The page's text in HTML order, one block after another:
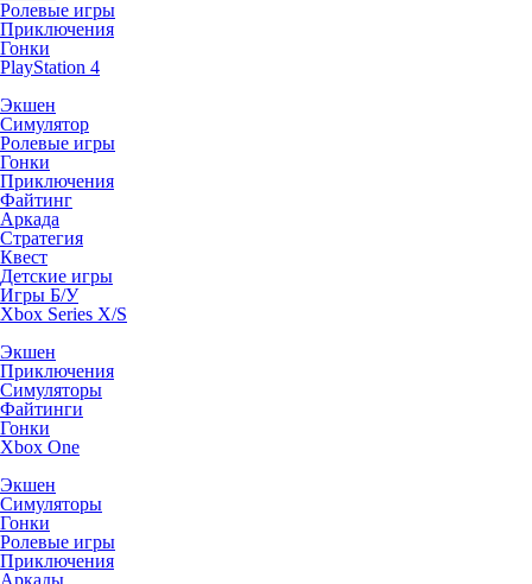
Ролевые игры
Приключения
Гонки
PlayStation 4
Экшен
Симулятор
Ролевые игры
Гонки
Приключения
Файтинг
Аркада
Стратегия
Квест
Детские игры
Игры Б/У
Xbox Series X/S
Экшен
Приключения
Симуляторы
Файтинги
Гонки
Xbox One
Экшен
Симуляторы
Гонки
Ролевые игры
Приключения
Аркады